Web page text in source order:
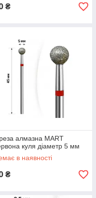
₴
алмазна MART
куля діаметр 5 мм
в наявності
₴